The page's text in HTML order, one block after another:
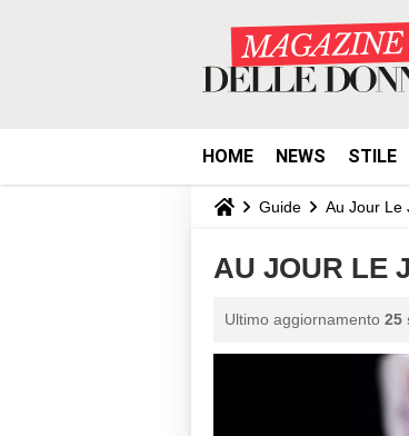
HOME NEWS STILE
Guide Au Jour Le
AU JOUR LE
Ultimo aggiornamento 25